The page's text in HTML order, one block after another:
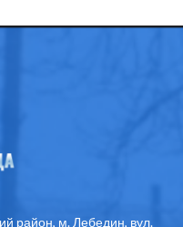
район, м. Лебедин, вул.